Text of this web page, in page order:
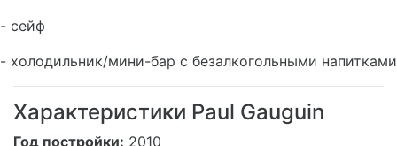
- сейф
- холодильник/мини-бар с безалкогольными напитками
Характеристики Paul Gauguin
Год постройки: 2010